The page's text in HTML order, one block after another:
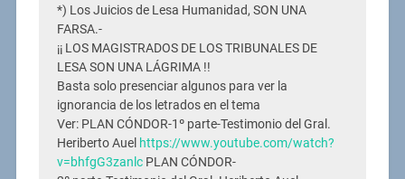
*) Los Juicios de Lesa Humanidad, SON UNA
FARSA.-
¡¡ LOS MAGISTRADOS DE LOS TRIBUNALES DE
LESA SON UNA LÁGRIMA !!
Basta solo presenciar algunos para ver la
ignorancia de los letrados en el tema
Ver: PLAN CÓNDOR-1º parte-Testimonio del Gral.
Heriberto Auel https://www.youtube.com/watch?
v=bhfgG3zanlcPLAN CÓNDOR-